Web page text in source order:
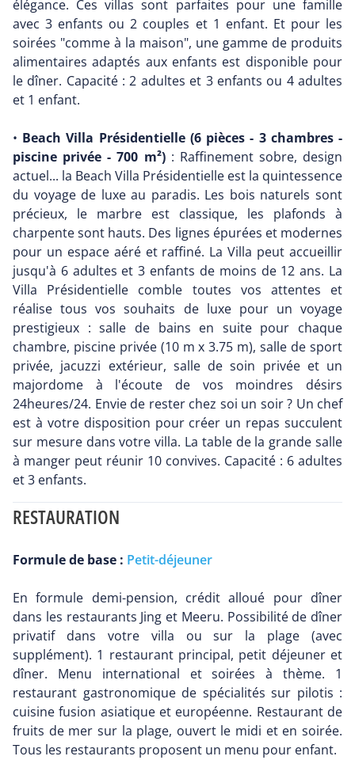
élégance. Ces villas sont parfaites pour une famille
avec 3 enfants ou 2 couples et 1 enfant. Et pour les
soirées "comme à la maison", une gamme de produits
alimentaires adaptés aux enfants est disponible pour
le dîner. Capacité : 2 adultes et 3 enfants ou 4 adultes
et 1 enfant.
• Beach Villa Présidentielle (6 pièces - 3 chambres -
piscine privée - 700 m²): Raffinement sobre, design
actuel... la Beach Villa Présidentielle est la quintessence
du voyage de luxe au paradis. Les bois naturels sont
précieux, le marbre est classique, les plafonds à
charpente sont hauts. Des lignes épurées et modernes
pour un espace aéré et raffiné. La Villa peut accueillir
jusqu'à 6 adultes et 3 enfants de moins de 12 ans. La
Villa Présidentielle comble toutes vos attentes et
réalise tous vos souhaits de luxe pour un voyage
prestigieux : salle de bains en suite pour chaque
chambre, piscine privée (10 m x 3.75 m), salle de sport
privée, jacuzzi extérieur, salle de soin privée et un
majordome à l'écoute de vos moindres désirs
24heures/24. Envie de rester chez soi un soir ? Un chef
est à votre disposition pour créer un repas succulent
sur mesure dans votre villa. La table de la grande salle
à manger peut réunir 10 convives. Capacité : 6 adultes
et 3 enfants.
RESTAURATION
Formule de base : Petit-déjeuner
En formule demi-pension, crédit alloué pour dîner
dans les restaurants Jing et Meeru. Possibilité de dîner
privatif dans votre villa ou sur la plage (avec
supplément). 1 restaurant principal, petit déjeuner et
dîner. Menu international et soirées à thème. 1
restaurant gastronomique de spécialités sur pilotis :
cuisine fusion asiatique et européenne. Restaurant de
fruits de mer sur la plage, ouvert le midi et en soirée.
Tous les restaurants proposent un menu pour enfant.